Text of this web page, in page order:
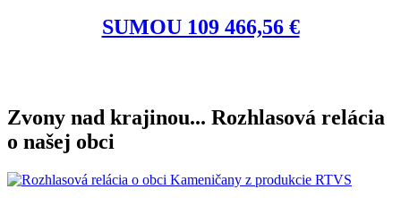
SUMOU 109 466,56 €
Zvony nad krajinou... Rozhlasová relácia
o našej obci